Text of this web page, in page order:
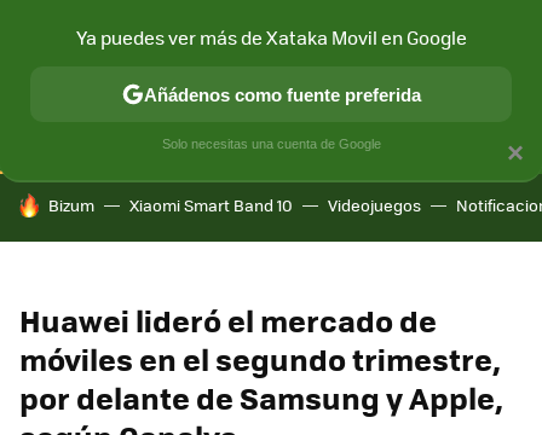
CONECTIVIDAD MÓVIL Y SOCIEDAD APLICACIONES
HOY SE HABLA DE
Bizum Xiaomi Smart Band 10 Videojuegos
Huawei lideró el mercado de
móviles en el segundo trimestre,
por delante de Samsung y Apple,
×
Ya puedes ver más de Xataka Movil en Google
Añádenos como fuente preferida
Solo necesitas una cuenta de Google